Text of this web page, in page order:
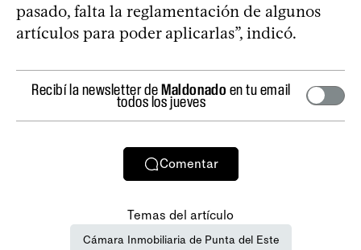
pasado, falta la reglamentación de algunos
artículos para poder aplicarlas”, indicó.
Recibí la newsletter deMaldonado en tu email
todos los jueves
Comentar
Temas del artículo
Cámara Inmobiliaria de Punta del Este